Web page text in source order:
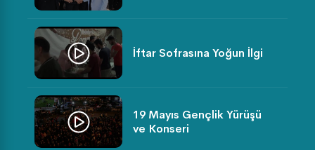
İftar Sofrasına Yoğun İlgi
19 Mayıs Gençlik Yürüşü
ve Konseri